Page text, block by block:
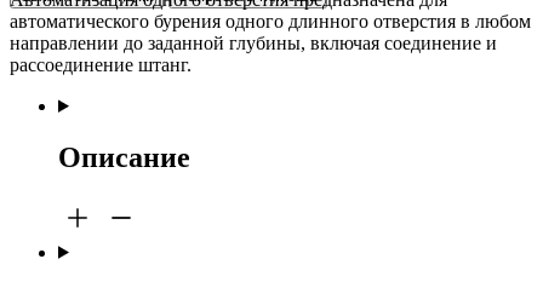
автоматического бурения одного длинного отверстия в любом
направлении до заданной глубины, включая соединение и
рассоединение штанг.
Описание